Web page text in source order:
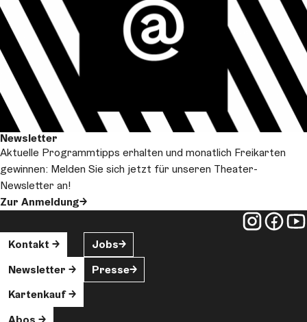
Newsletter
Aktuelle Programmtipps erhalten und monatlich Freikarten
gewinnen: Melden Sie sich jetzt für unseren Theater-
Newsletter an!
Zur Anmeldung
Kontakt
Newsletter
Kartenkauf
Jobs
Presse